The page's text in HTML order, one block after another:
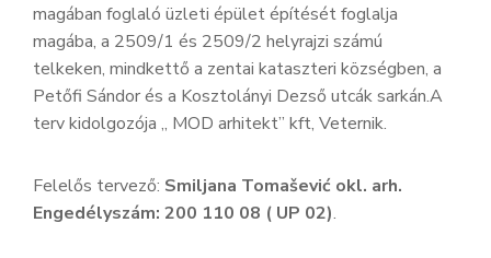
magában foglaló üzleti épület építését foglalja
magába, a 2509/1 és 2509/2 helyrajzi számú
telkeken, mindkettő a zentai kataszteri községben, a
Petőfi Sándor és a Kosztolányi Dezső utcák sarkán.A
terv kidolgozója „ MOD arhitekt” kft, Veternik.
Felelős tervező: Smiljana Tomašević okl. arh.
Engedélyszám: 200 110 08 ( UP 02).